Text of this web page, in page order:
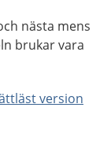
nästa mens
brukar vara
version